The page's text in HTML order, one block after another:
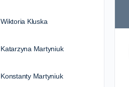
Wiktoria Kluska
Katarzyna Martyniuk
Konstanty Martyniuk